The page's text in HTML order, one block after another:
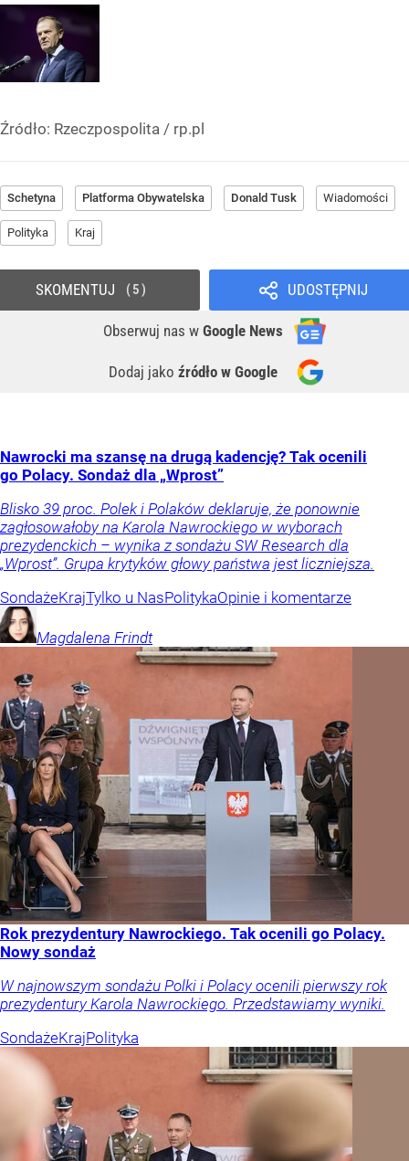
Źródło: Rzeczpospolita / rp.pl
Schetyna Platforma Obywatelska Donald Tusk Wiadomości
Polityka Kraj
UDOSTĘPNIJ
Obserwuj nas w Google News
Dodaj jako źródło w Google
SKOMENTUJ 5
Nawrocki ma szansę na drugą kadencję? Tak ocenili
go Polacy. Sondaż dla „Wprost”
Blisko 39 proc. Polek i Polaków deklaruje, że ponownie
zagłosowałoby na Karola Nawrockiego w wyborach
prezydenckich – wynika z sondażu SW Research dla
„Wprost”. Grupa krytyków głowy państwa jest liczniejsza.
SondażeKrajTylko u NasPolitykaOpinie i komentarze
Magdalena Frindt
Rok prezydentury Nawrockiego. Tak ocenili go Polacy.
Nowy sondaż
W najnowszym sondażu Polki i Polacy ocenili pierwszy rok
prezydentury Karola Nawrockiego. Przedstawiamy wyniki.
SondażeKrajPolityka